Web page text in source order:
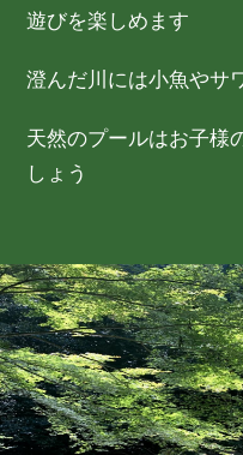
遊びを楽しめます
澄んだ川には小魚やサ
天然のプールはお子様
しょう